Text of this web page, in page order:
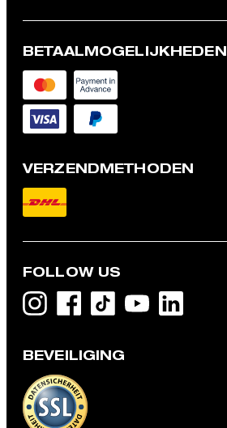
BETAALMOGELIJKHEDEN
VERZENDMETHODEN
FOLLOW US
BEVEILIGING